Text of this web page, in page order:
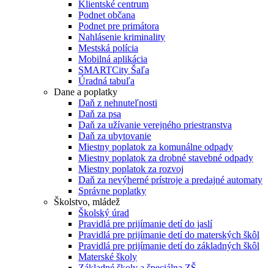
Klientské centrum
Podnet občana
Podnet pre primátora
Nahlásenie kriminality
Mestská polícia
Mobilná aplikácia
SMARTCity Šaľa
Úradná tabuľa
Dane a poplatky
Daň z nehnuteľnosti
Daň za psa
Daň za užívanie verejného priestranstva
Daň za ubytovanie
Miestny poplatok za komunálne odpady
Miestny poplatok za drobné stavebné odpady
Miestny poplatok za rozvoj
Daň za nevýherné prístroje a predajné automaty
Správne poplatky
Školstvo, mládež
Školský úrad
Pravidlá pre prijímanie detí do jaslí
Pravidlá pre prijímanie detí do materských škôl
Pravidlá pre prijímanie detí do základných škôl
Materské školy